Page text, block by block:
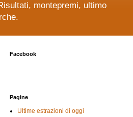
montepremi, ultimo
Facebook
Pagine
Ultime estrazioni di oggi